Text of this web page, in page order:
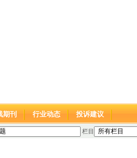
期刊 行业动态 投诉建议
栏目